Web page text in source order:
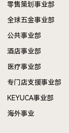
零售策划事业部
全球五金事业部
公共事业部
酒店事业部
医疗事业部
专门店支援事业部
KEYUCA事业部
海外事业